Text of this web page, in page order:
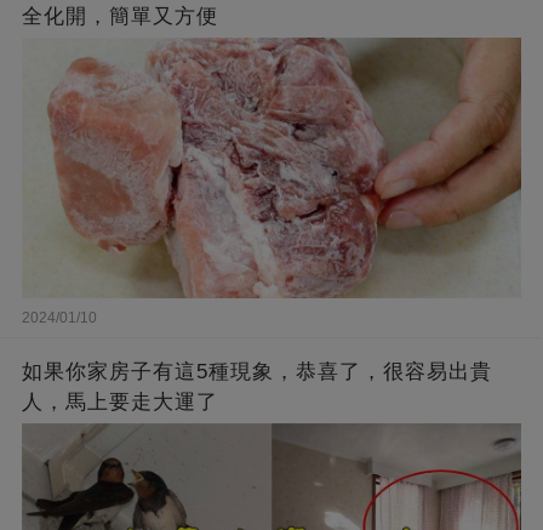
全化開，簡單又方便
2024/01/10
如果你家房子有這5種現象，恭喜了，很容易出貴
人，馬上要走大運了